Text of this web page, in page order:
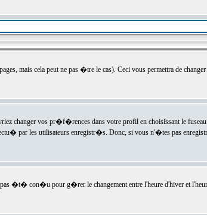
mais cela peut ne pas �tre le cas). Ceci vous permettra de changer
changer vos pr�f�rences dans votre profil en choisissant le
par les utilisateurs enregistr�s. Donc, si vous n'�tes pas
�t� con�u pour g�rer le changement entre l'heure d'hiver et